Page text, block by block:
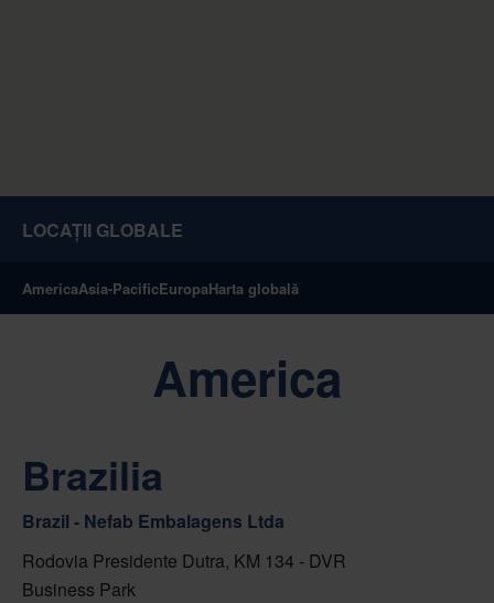
LOCAȚII GLOBALE
AmericaAsia-PacificEuropaHarta globală
America
Brazilia
Brazil - Nefab Embalagens Ltda
Rodovia Presidente Dutra, KM 134 - DVR
Business Park